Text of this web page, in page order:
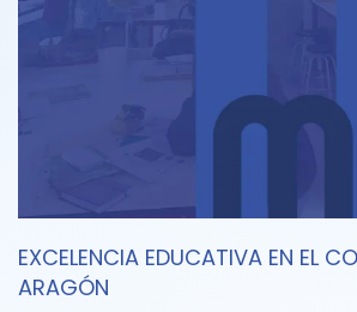
EXCELENCIA EDUCATIVA EN EL
ARAGÓN